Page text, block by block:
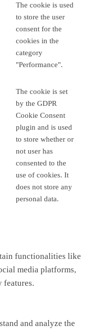
The cookie is used
to store the user
consent for the
cookies in the
category
"Performance".
The cookie is set
by the GDPR
Cookie Consent
plugin and is used
to store whether or
not user has
consented to the
use of cookies. It
does not store any
personal data.
functionalities like
media platforms,
features.
and analyze the